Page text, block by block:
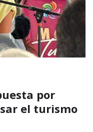
por
el turismo